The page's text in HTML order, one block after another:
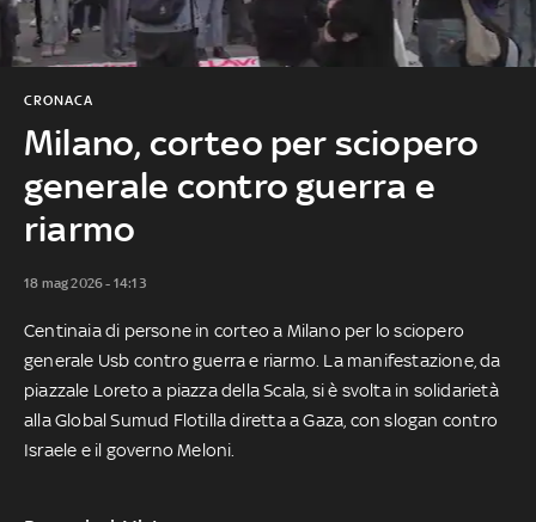
Milano, corteo per sciopero
generale contro guerra e
riarmo
CRONACA
18 mag 2026 - 14:13
Centinaia di persone in corteo a Milano per lo sciopero
generale Usb contro guerra e riarmo. La manifestazione, da
piazzale Loreto a piazza della Scala, si è svolta in solidarietà
alla Global Sumud Flotilla diretta a Gaza, con slogan contro
Israele e il governo Meloni.